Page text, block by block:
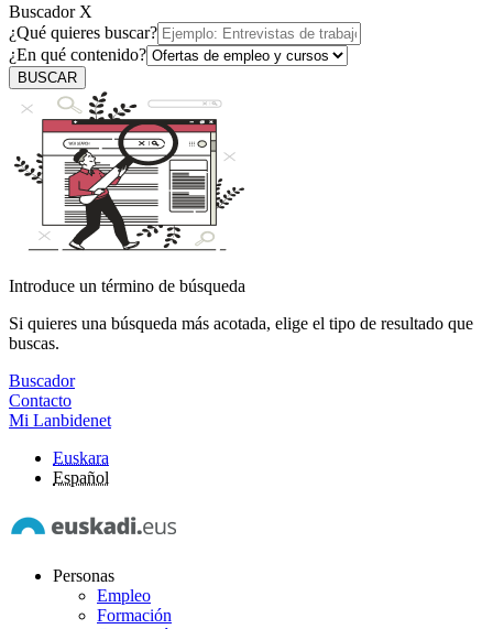
Buscador X
¿Qué quieres buscar?
¿En qué contenido?
BUSCAR
Introduce un término de búsqueda
Si quieres una búsqueda más acotada, elige el tipo de resultado que
buscas.
Buscador
Contacto
Mi Lanbidenet
Euskara
Español
Personas
Empleo
Formación